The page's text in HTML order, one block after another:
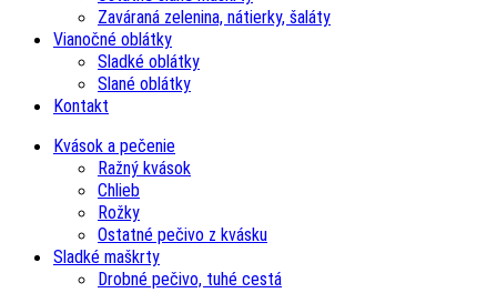
Zaváraná zelenina, nátierky, šaláty
Vianočné oblátky
Sladké oblátky
Slané oblátky
Kontakt
Kvások a pečenie
Ražný kvások
Chlieb
Rožky
Ostatné pečivo z kvásku
Sladké maškrty
Drobné pečivo, tuhé cestá